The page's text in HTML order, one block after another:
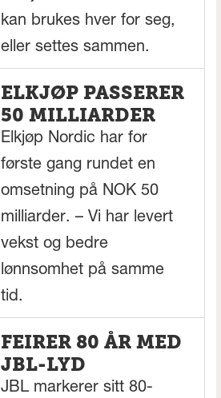
kan brukes hver for seg,
eller settes sammen.
ELKJØP PASSERER
50 MILLIARDER
Elkjøp Nordic har for
første gang rundet en
omsetning på NOK 50
milliarder. – Vi har levert
vekst og bedre
lønnsomhet på samme
tid.
FEIRER 80 ÅR MED
JBL-LYD
JBL markerer sitt 80-